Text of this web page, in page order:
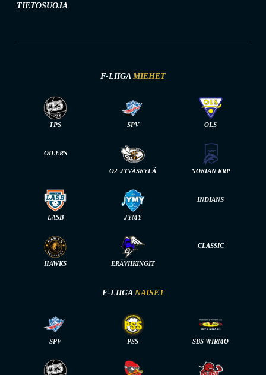
TIETOSUOJA
F-LIIGA MIEHET
TPS SPV OLS
OILERS
O2-JYVÄSKYLÄ NOKIAN KRP
LASB JYMY
INDIANS
HAWKS ERÄVIIKINGIT
CLASSIC
F-LIIGA NAISET
SPV PSS SBS WIRMO